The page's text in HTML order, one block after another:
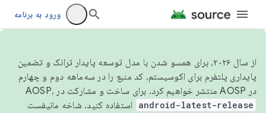
ورود به برنامه
از سال ۲۰۲۶، برای همسو شدن با مدل توسعه پایدار ترانک و تضمین
پایداری پلتفرم برای اکوسیستم، کد منبع را در سه‌ماهه دوم و چهارم
در AOSP منتشر خواهیم کرد. برای ساخت و مشارکت در AOSP،
android-latest-release استفاده کنید. شاخه مانیفست